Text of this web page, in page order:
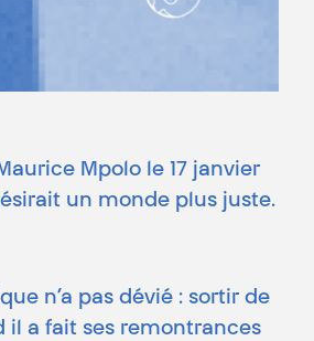
Mpolo le 17 janvier
un monde plus juste.
n’a pas dévié : sortir de
il a fait ses remontrances